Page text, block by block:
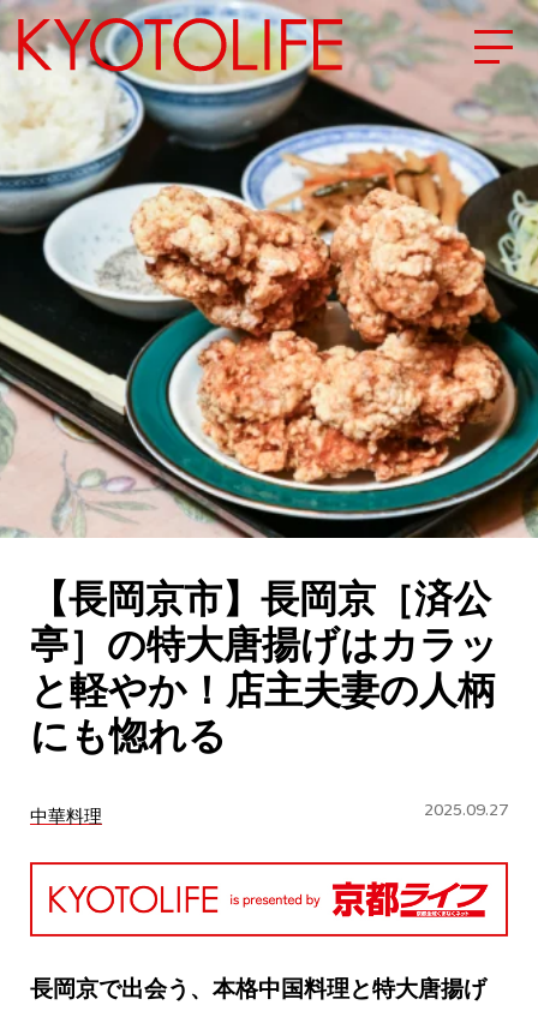
エリアから探す
地図から探す
カテゴリーから探す
SPECIAL
NEW OPEN
SERIES
CULTURE
ABOUT US
Instagram
チケットプレゼント応募
MAIN MENU
SERIES
【長岡京市】長岡京［済公
亭］の特大唐揚げはカラッ
と軽やか！店主夫妻の人柄
にも惚れる
中華料理 2025.09.27
長岡京で出会う、本格中国料理と特大唐揚げ